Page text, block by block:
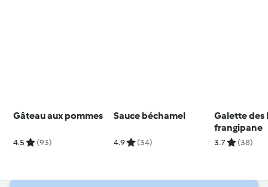
Gâteau aux pommes
4.5 (93)
Sauce béchamel
4.9 (34)
Galette des
frangipane
3.7 (38)